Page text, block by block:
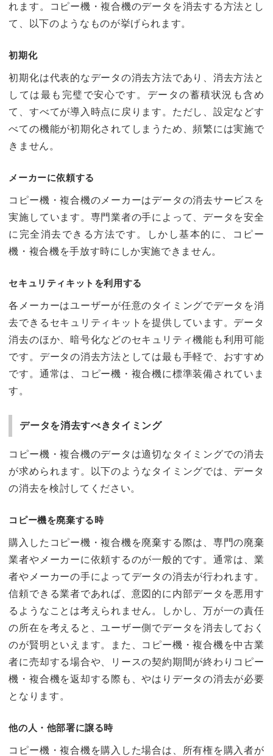
れます。コピー機・複合機のデータを消去する方法とし
て、以下のようなものが挙げられます。
初期化
初期化は代表的なデータの消去方法であり、消去方法と
しては最も完璧で安心です。データの蓄積状況も含め
て、すべてが導入時点に戻ります。ただし、設定などす
べての機能が初期化されてしまうため、頻繁には実施で
きません。
メーカーに依頼する
コピー機・複合機のメーカーはデータの消去サービスを
実施しています。専門業者の手によって、データを安全
に完全消去できる方法です。しかし基本的に、コピー
機・複合機を手放す時にしか実施できません。
セキュリティキットを利用する
各メーカーはユーザーが任意のタイミングでデータを消
去できるセキュリティキットを提供しています。データ
消去のほか、暗号化などのセキュリティ機能も利用可能
です。データの消去方法としては最も手軽で、おすすめ
です。通常は、コピー機・複合機に標準装備されていま
す。
データを消去すべきタイミング
コピー機・複合機のデータは適切なタイミングでの消去
が求められます。以下のようなタイミングでは、データ
の消去を検討してください。
コピー機を廃棄する時
購入したコピー機・複合機を廃棄する際は、専門の廃棄
業者やメーカーに依頼するのが一般的です。通常は、業
者やメーカーの手によってデータの消去が行われます。
信頼できる業者であれば、意図的に内部データを悪用す
るようなことは考えられません。しかし、万が一の責任
の所在を考えると、ユーザー側でデータを消去しておく
のが賢明といえます。また、コピー機・複合機を中古業
者に売却する場合や、リースの契約期間が終わりコピー
機・複合機を返却する際も、やはりデータの消去が必要
となります。
他の人・他部署に譲る時
コピー機・複合機を購入した場合は、所有権を購入者が